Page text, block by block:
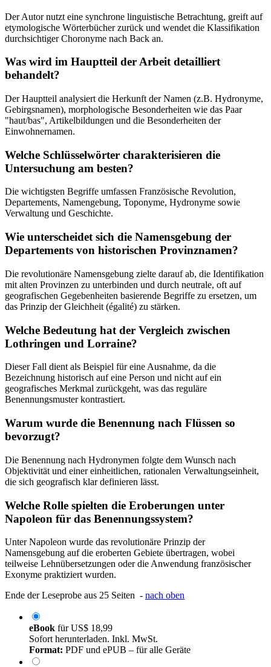
Der Autor nutzt eine synchrone linguistische Betrachtung, greift auf
etymologische Wörterbücher zurück und wendet die Klassifikation
durchsichtiger Choronyme nach Back an.
Was wird im Hauptteil der Arbeit detailliert
behandelt?
Der Hauptteil analysiert die Herkunft der Namen (z.B. Hydronyme,
Gebirgsnamen), morphologische Besonderheiten wie das Paar
"haut/bas", Artikelbildungen und die Besonderheiten der
Einwohnernamen.
Welche Schlüsselwörter charakterisieren die
Untersuchung am besten?
Die wichtigsten Begriffe umfassen Französische Revolution,
Departements, Namengebung, Toponyme, Hydronyme sowie
Verwaltung und Geschichte.
Wie unterscheidet sich die Namensgebung der
Departements von historischen Provinznamen?
Die revolutionäre Namensgebung zielte darauf ab, die Identifikation
mit alten Provinzen zu unterbinden und durch neutrale, oft auf
geografischen Gegebenheiten basierende Begriffe zu ersetzen, um
das Prinzip der Gleichheit (égalité) zu stärken.
Welche Bedeutung hat der Vergleich zwischen
Lothringen und Lorraine?
Dieser Fall dient als Beispiel für eine Ausnahme, da die
Bezeichnung historisch auf eine Person und nicht auf ein
geografisches Merkmal zurückgeht, was das reguläre
Benennungsmuster kontrastiert.
Warum wurde die Benennung nach Flüssen so
bevorzugt?
Die Benennung nach Hydronymen folgte dem Wunsch nach
Objektivität und einer einheitlichen, rationalen Verwaltungseinheit,
die sich geografisch klar definieren lässt.
Welche Rolle spielten die Eroberungen unter
Napoleon für das Benennungssystem?
Unter Napoleon wurde das revolutionäre Prinzip der
Namensgebung auf die eroberten Gebiete übertragen, wobei
teilweise Lehnübersetzungen oder die Anwendung französischer
Exonyme praktiziert wurden.
Ende der Leseprobe aus 25 Seiten - nach oben
eBook fürUS$ 18,99
Sofort herunterladen. Inkl. MwSt.
Format: PDF und ePUB – für alle Geräte